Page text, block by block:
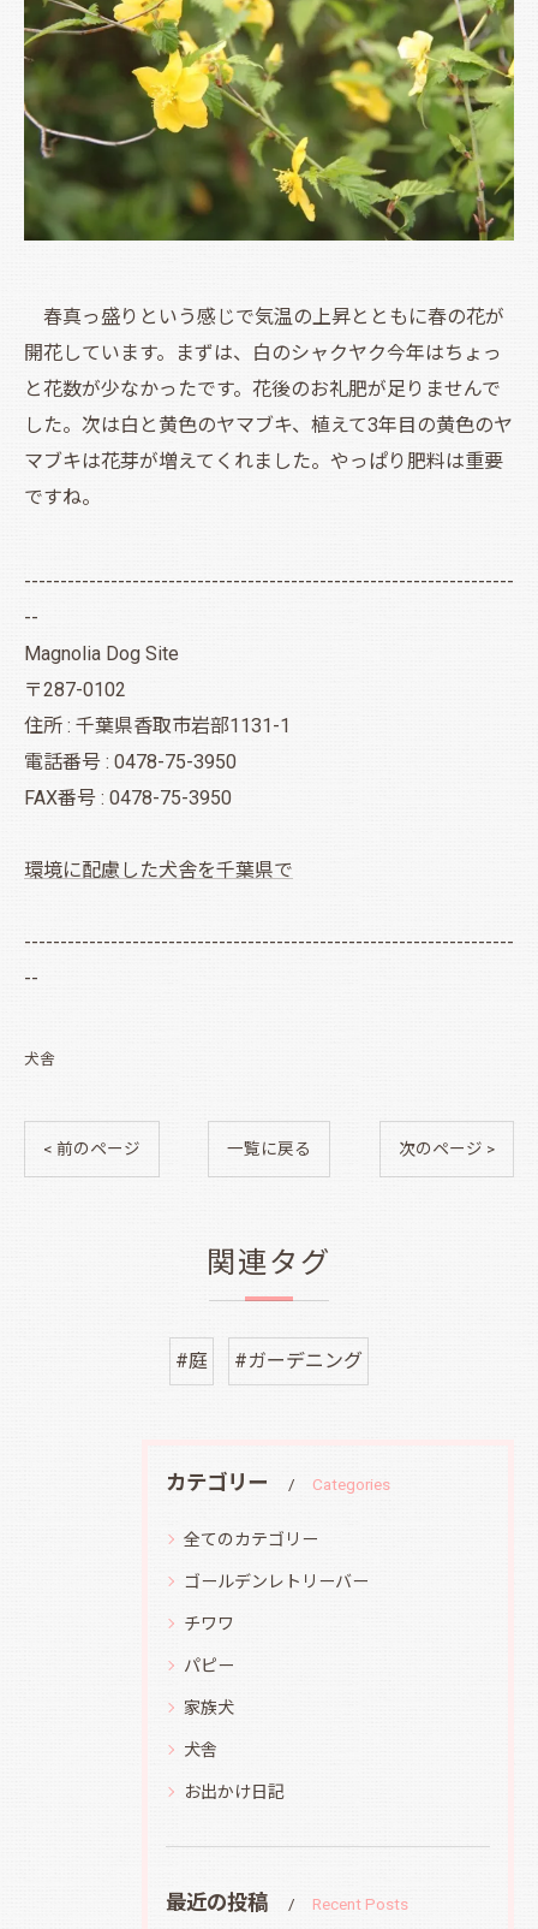
春真っ盛りという感じで気温の上昇とともに春の花が
開花しています。まずは、白のシャクヤク今年はちょっ
と花数が少なかったです。花後のお礼肥が足りませんで
した。次は白と黄色のヤマブキ、植えて3年目の黄色のヤ
マブキは花芽が増えてくれました。やっぱり肥料は重要
ですね。
--------------------------------------------------------------------
--
Magnolia Dog Site
〒287-0102
住所 : 千葉県香取市岩部1131-1
電話番号 : 0478-75-3950
FAX番号 : 0478-75-3950
環境に配慮した犬舎を千葉県で
--------------------------------------------------------------------
--
犬舎
< 前のページ 一覧に戻る 次のページ >
関連タグ
#庭 #ガーデニング
カテゴリー Categories
全てのカテゴリー
ゴールデンレトリーバー
チワワ
パピー
家族犬
犬舎
お出かけ日記
最近の投稿 Recent Posts